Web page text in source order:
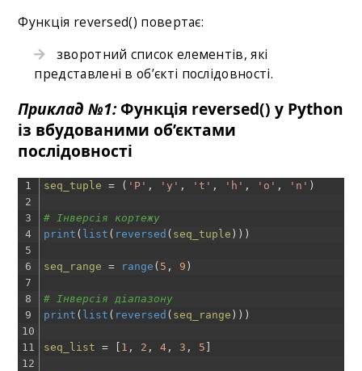
Функція reversed() повертає:
зворотний список елементів, які
представлені в об’єкті послідовності.
Приклад №1:Функція reversed() у Python
із вбудованими об’єктами
послідовності
1
2
3
4
5
6
7
8
9
10
11
12
seq_tuple = ( 'P' , 'y' , 't' , 'h' , 'o' , 'n' )
# Інверсія кортежу
print ( list ( reversed ( seq_tuple ) ) )
seq_range = range ( 5 , 9 )
# Інверсія діапазону
print ( list ( reversed ( seq_range ) ) )
seq_list = 1 , 2 , 4 , 3 , 5